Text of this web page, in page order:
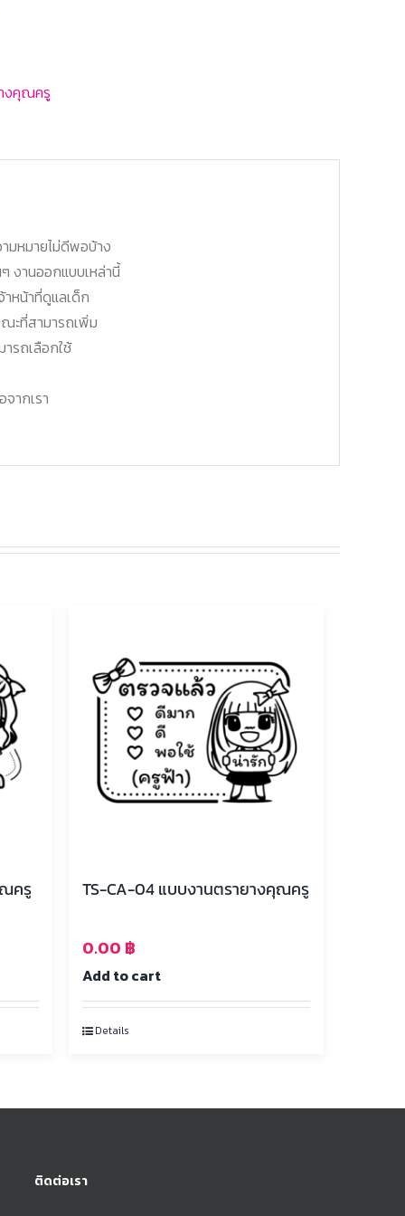
งคุณครู
มหมายไม่ดีพอบ้าง
งานออกแบบเหล่านี้
าหน้าที่ดูแลเด็ก
ณะที่สามารถเพิ่ม
ารถเลือกใช้
ากเรา
คุณครู TS-CA-04 แบบงานตรายางคุณครู
0.00 ฿
Add to cart
Details
ติดต่อเรา